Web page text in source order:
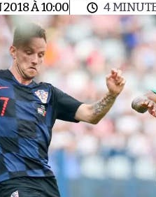
2018 À 10:00 4